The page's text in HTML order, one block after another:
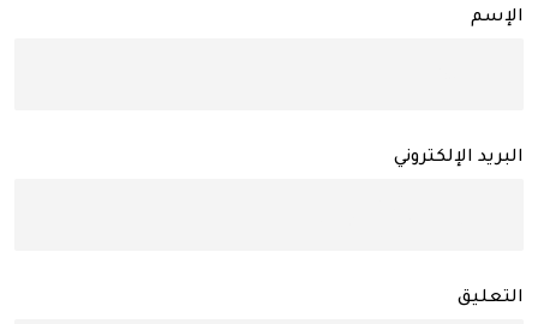
الإسم
البريد الإلكتروني
التعليق